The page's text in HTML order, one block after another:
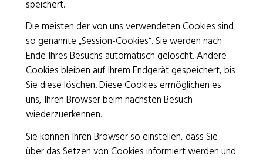
Spenden
Kontakt / Öffnungszeiten
Impressum/Datenschutz
Freiwilligeneinsätze/Jobs
speichert.
Die meisten der von uns verwendeten Cookies sind
so genannte „Session-Cookies“. Sie werden nach
Ende Ihres Besuchs automatisch gelöscht. Andere
Cookies bleiben auf Ihrem Endgerät gespeichert, bis
Sie diese löschen. Diese Cookies ermöglichen es
uns, Ihren Browser beim nächsten Besuch
wiederzuerkennen.
Sie können Ihren Browser so einstellen, dass Sie
über das Setzen von Cookies informiert werden und